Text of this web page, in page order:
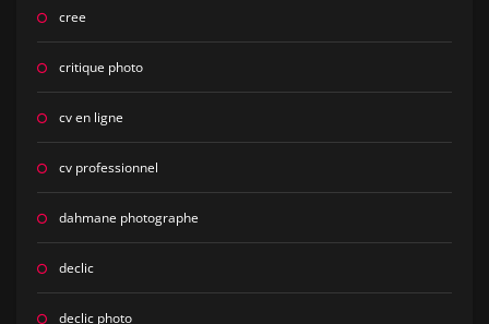
cree
critique photo
cv en ligne
cv professionnel
dahmane photographe
declic
declic photo